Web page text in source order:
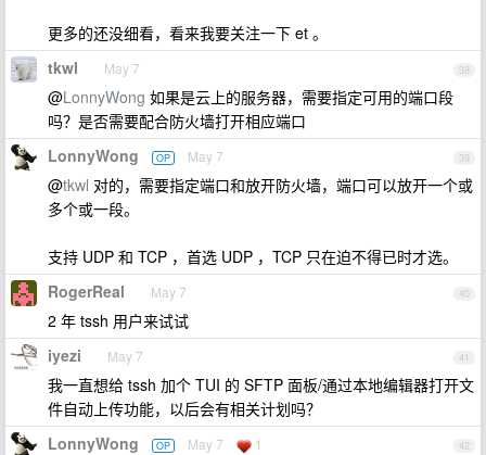
更多的还没细看，看来我要关注一下 et 。
38
tkwl May 7
@LonnyWong 如果是云上的服务器，需要指定可用的端口段
吗？是否需要配合防火墙打开相应端口
39
LonnyWong OP May 7
@tkwl 对的，需要指定端口和放开防火墙，端口可以放开一个或
多个或一段。
支持 UDP 和 TCP ，首选 UDP ，TCP 只在迫不得已时才选。
40
RogerReal May 7
2 年 tssh 用户来试试
41
iyezi May 7
我一直想给 tssh 加个 TUI 的 SFTP 面板/通过本地编辑器打开文
件自动上传功能，以后会有相关计划吗？
42
LonnyWong OP May 7 1